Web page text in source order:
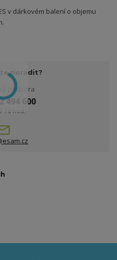
v dárkovém balení o objemu
poradit?
podpora
494 600
16 hod.